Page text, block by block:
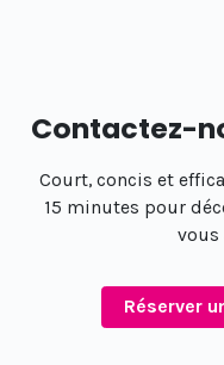
Contactez-
Court, concis et
15 minutes pour
vous
Réserver